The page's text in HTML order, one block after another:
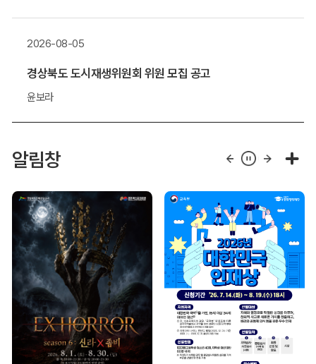
2026-08-05
경상북도 도시재생위원회 위원 모집 공고
윤보라
알림창